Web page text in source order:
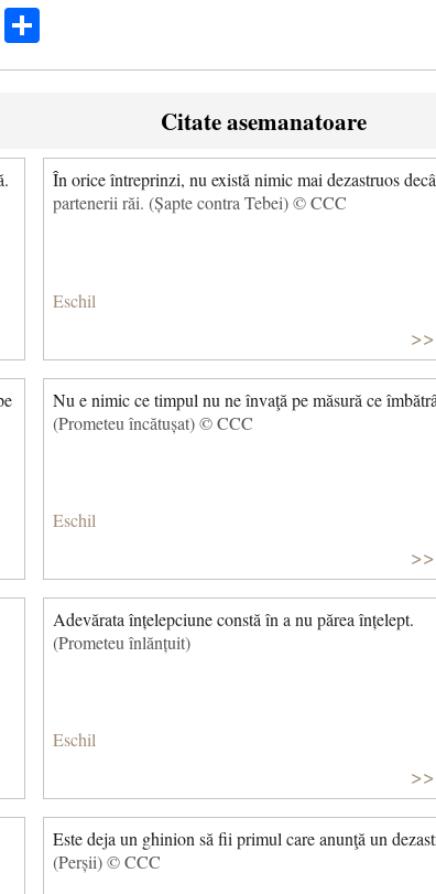
Email
Citate asemanatoare
În orice întreprinzi, nu există nimic mai dezastruos
partenerii răi. (Șapte contra Tebei) © CCC
Eschil
Nu e nimic ce timpul nu ne învaţă pe măsură ce
(Prometeu încătușat) © CCC
Eschil
Adevărata înțelepciune constă în a nu părea înțelept.
(Prometeu înlănțuit)
Eschil
Este deja un ghinion să fii primul care anunţă un
(Perșii) © CCC